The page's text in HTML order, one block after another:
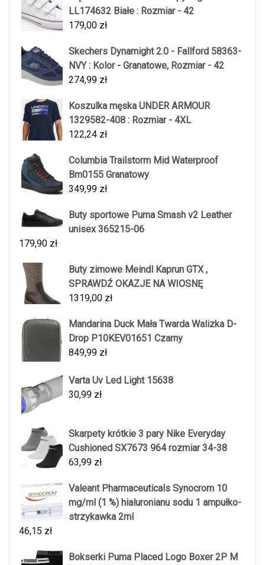
LL174632 Białe : Rozmiar - 42
179,00 zł
Skechers Dynamight 2.0 - Fallford 58363-
NVY : Kolor - Granatowe, Rozmiar - 42
274,99 zł
Koszulka męska UNDER ARMOUR
1329582-408 : Rozmiar - 4XL
122,24 zł
Columbia Trailstorm Mid Waterproof
Bm0155 Granatowy
349,99 zł
Buty sportowe Puma Smash v2 Leather
unisex 365215-06
179,90 zł
Buty zimowe Meindl Kaprun GTX ,
SPRAWDŹ OKAZJE NA WIOSNĘ
1319,00 zł
Mandarina Duck Mała Twarda Walizka D-
Drop P10KEV01651 Czarny
849,99 zł
Varta Uv Led Light 15638
30,99 zł
Skarpety krótkie 3 pary Nike Everyday
Cushioned SX7673 964 rozmiar 34-38
63,99 zł
Valeant Pharmaceuticals Synocrom 10
mg/ml (1 %) hialuronianu sodu 1 ampułko-
strzykawka 2ml
46,15 zł
Bokserki Puma Placed Logo Boxer 2P M